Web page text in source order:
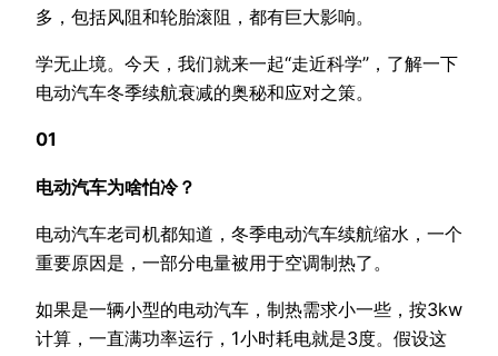
多，包括风阻和轮胎滚阻，都有巨大影响。
学无止境。今天，我们就来一起“走近科学”，了解一下
电动汽车冬季续航衰减的奥秘和应对之策。
01
电动汽车为啥怕冷？
电动汽车老司机都知道，冬季电动汽车续航缩水，一个
重要原因是，一部分电量被用于空调制热了。
如果是一辆小型的电动汽车，制热需求小一些，按3kw
计算，一直满功率运行，1小时耗电就是3度。假设这